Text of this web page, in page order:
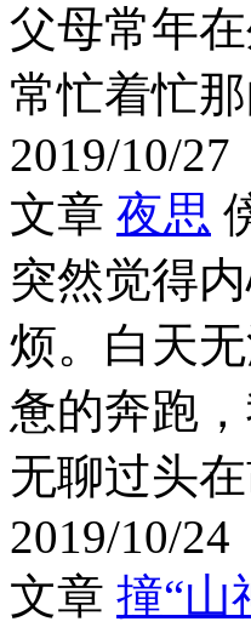
父母常年
常忙着忙
2019/10/27
文章 夜思
突然觉得
烦。白天
惫的奔跑
无聊过头
2019/10/24
文章 撞“山